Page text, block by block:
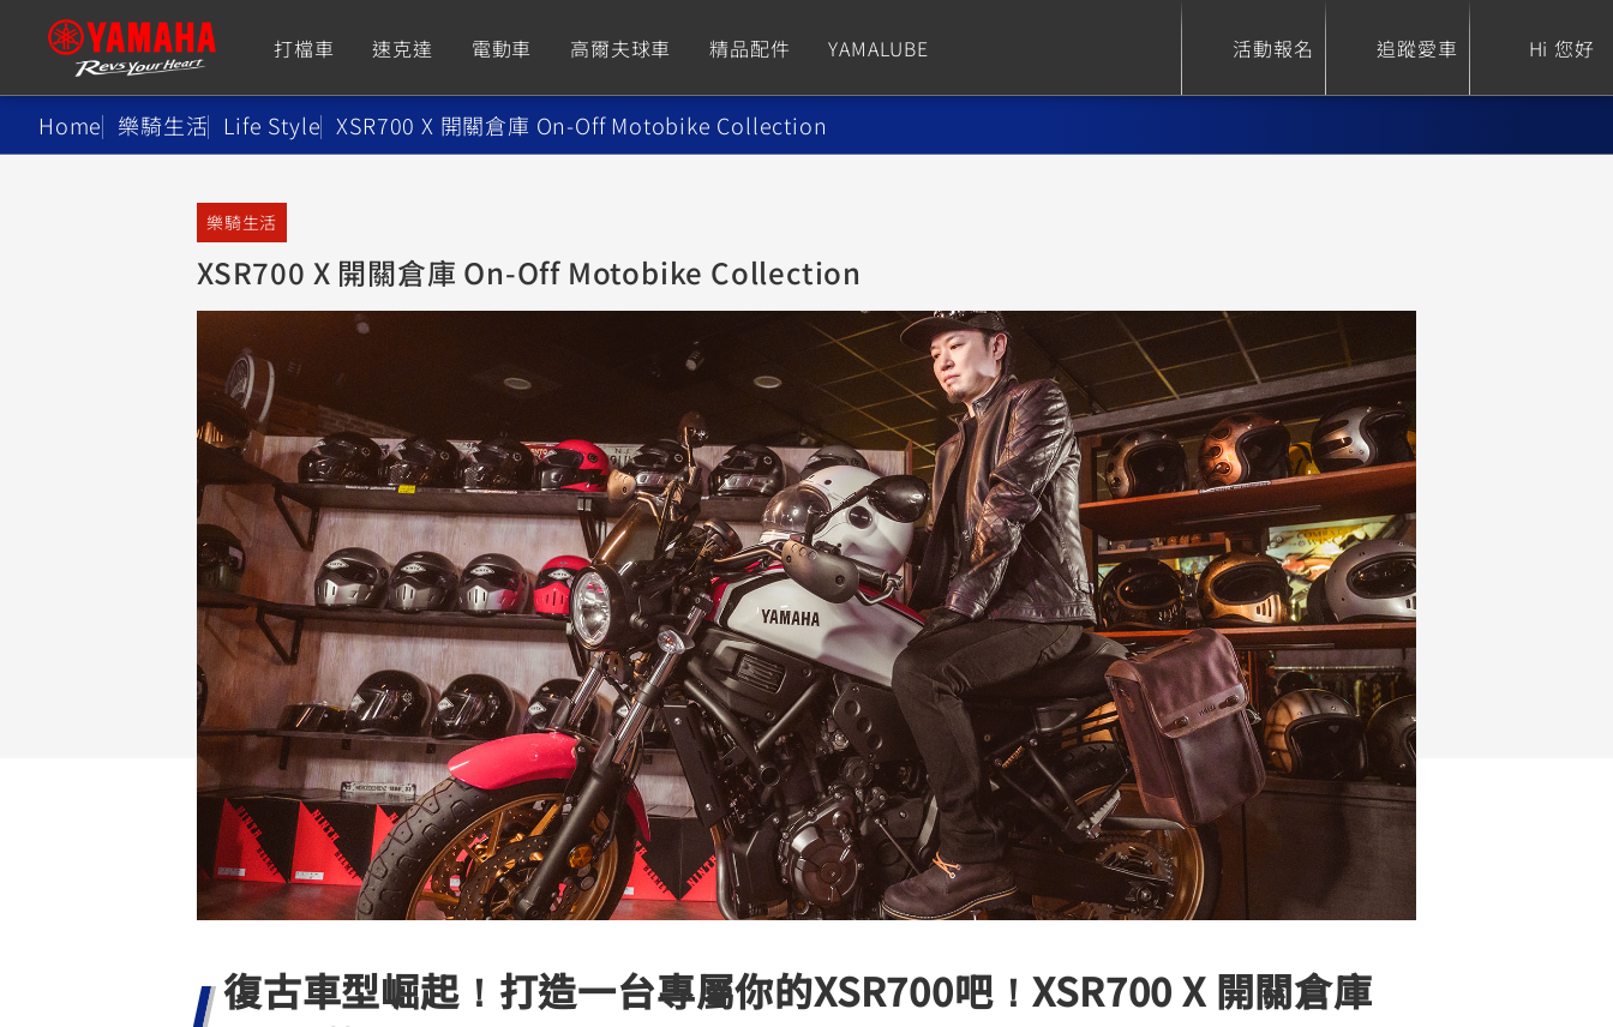
打檔車 速克達 電動車 高爾夫球車 精品配件 YAMALUBE 活動報名 追蹤愛車 Hi 您好
依風格
Super Sport
YZF-R9
550+
YZF-R7
550+
YZF-R3
251~549
YZF-R15
150
MT-09 Y-AMT
550+
MT-07 Y-AMT
550+
MT-07
550+
MT-03
251~549
MT-15
150
XSR 155
150
FZ-X
150
依風格
Premium
TMAX
XMAX
251~549
NMAX
150
AUGUR
150
CYGNUS XR
125
FORCE 2.0
150
RS NEO
125
Limi
Vinoora
125
PW50
50
JOG
125
追蹤愛車
我的愛車
Home 樂騎生活 Life Style XSR700 X 開關倉庫 On-Off Motobike Collection
樂騎生活
XSR700 X 開關倉庫 On-Off Motobike Collection
復古車型崛起！打造一台專屬你的XSR700吧！XSR700 X 開關倉庫